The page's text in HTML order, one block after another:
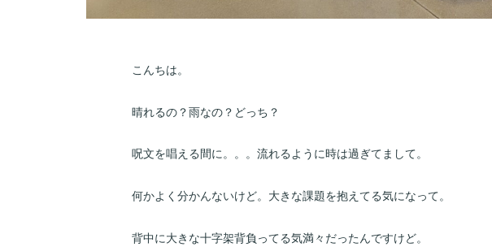
こんちは。
晴れるの？雨なの？どっち？
呪文を唱える間に。。。流れるように時は過ぎてまして。
何かよく分かんないけど。大きな課題を抱えてる気になって。
背中に大きな十字架背負ってる気満々だったんですけど。